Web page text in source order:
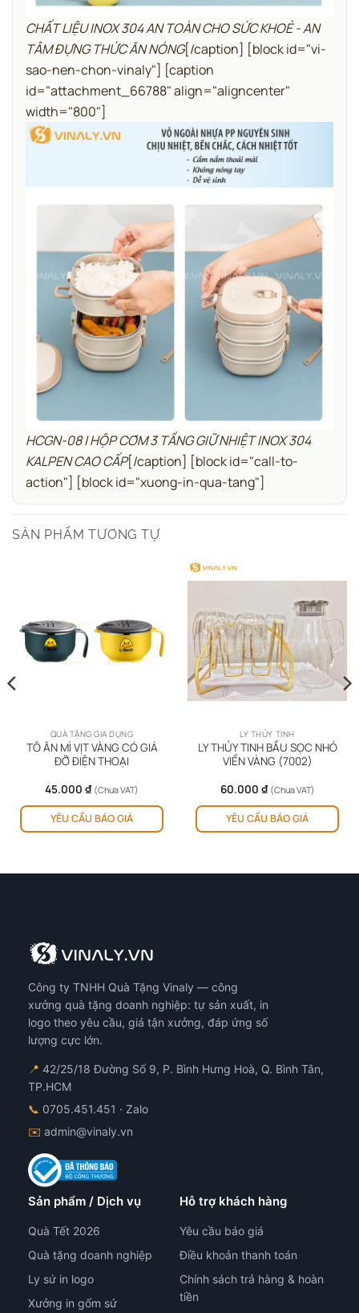
CHẤT LIỆU INOX 304 AN TOÀN CHO SỨC KHOẺ - AN
TÂM ĐỰNG THỨC ĂN NÓNG[/caption] [block id="vi-
sao-nen-chon-vinaly"] [caption
id="attachment_66788" align="aligncenter"
width="800"]
HCGN-08 | HỘP CƠM 3 TẦNG GIỮ NHIỆT INOX 304
KALPEN CAO CẤP[/caption] [block id="call-to-
action"] [block id="xuong-in-qua-tang"]
SẢN PHẨM TƯƠNG TỰ
QUÀ TẶNG GIA DỤNG
TÔ ĂN MÌ VỊT VÀNG CÓ GIÁ
ĐỠ ĐIỆN THOẠI
45.000 ₫ (Chưa VAT)
YÊU CẦU BÁO GIÁ
thể
được
chọn
sản
LY THỦY TINH
LY THỦY TINH BẦU SỌC NHỎ
VIỀN VÀNG (7002)
60.000 ₫ (Chưa VAT)
YÊU CẦU BÁO GIÁ
Công ty TNHH Quà Tặng Vinaly — công
xưởng quà tặng doanh nghiệp: tự sản xuất, in
logo theo yêu cầu, giá tận xưởng, đáp ứng số
lượng cực lớn.
📍 42/25/18 Đường Số 9, P. Bình Hưng Hoà, Q. Bình Tân,
TP.HCM
📞 0705.451.451 · Zalo
✉️ admin@vinaly.vn
Sản phẩm / Dịch vụ
Quà Tết 2026
Quà tặng doanh nghiệp
Ly sứ in logo
Xưởng in gốm sứ
Hỗ trợ khách hàng
Yêu cầu báo giá
Điều khoản thanh toán
Chính sách trả hàng & hoàn
tiền